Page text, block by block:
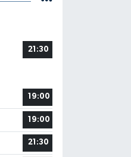
21:30
19:00
19:00
21:30